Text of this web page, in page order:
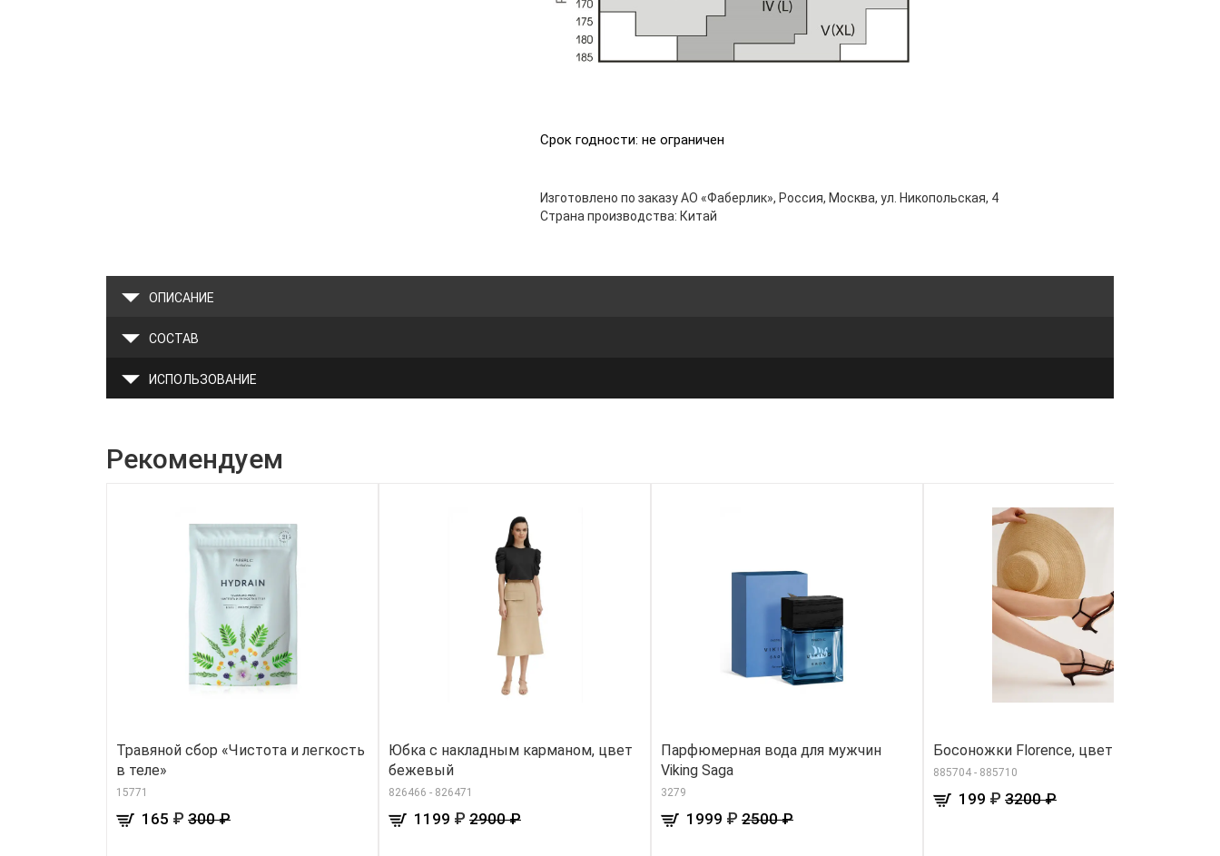
Срок годности: не ограничен
Изготовлено по заказу АО «Фаберлик», Россия, Москва, ул. Никопольская, 4
Страна производства: Китай
ОПИСАНИЕ
СОСТАВ
ИСПОЛЬЗОВАНИЕ
Рекомендуем
Травяной сбор «Чистота и легкость
в теле»
15771
165 ₽ 300 ₽
Юбка с накладным карманом, цвет
бежевый
826466 - 826471
1199 ₽ 2900 ₽
Парфюмерная вода для мужчин
Viking Saga
3279
1999 ₽ 2500 ₽
Босоножки Florence, цвет чёрный
885704 - 885710
199 ₽ 3200 ₽